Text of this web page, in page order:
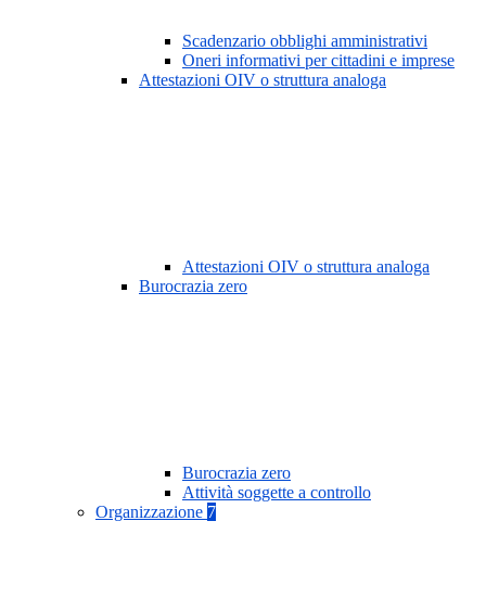
Scadenzario obblighi amministrativi
Oneri informativi per cittadini e imprese
Attestazioni OIV o struttura analoga
Attestazioni OIV o struttura analoga
Burocrazia zero
Burocrazia zero
Attività soggette a controllo
Organizzazione 7